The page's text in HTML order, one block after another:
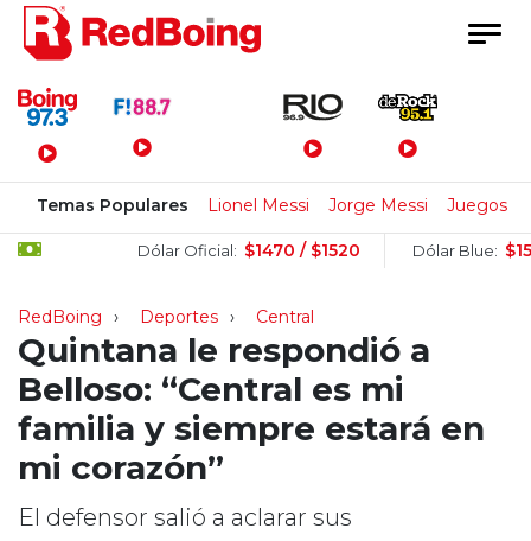
Menú Principal
Temas Populares Lionel Messi Jorge Messi Juegos
Dólar Oficial: $1470 / $1520 Dólar Blue: $1505 /
RedBoing Deportes Central
Quintana le respondió a
Belloso: “Central es mi
familia y siempre estará en
mi corazón”
El defensor salió a aclarar sus